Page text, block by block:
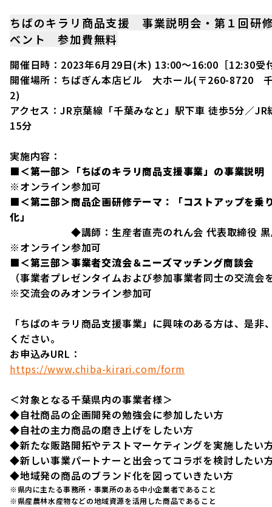
ちばのキラリ商品支援 事業説明会・第１回研
ベント 参加費無料
開催日時：2023年6月29日(木) 13:00～16:00［12:30受
開催場所：ちばぎん本店ビル 大ホール(〒260-8720
2)
アクセス：JR京葉線「千葉みなと」駅下車 徒歩5分／
15分
実施内容：
■＜第一部＞「ちばのキラリ商品支援事業」の事業説
※オンライン参加可
■＜第二部＞商品企画研修テーマ：「コストアップを乗
化」
◆講師：生産者直売のれん会 代表取締役 黒
※オンライン参加可
■＜第三部＞事業者交流会＆ニーズマッチング商談会
（事業者プレゼンタイムおよび参加事業者同士の交流会
※交流会のみオンライン参加可
「ちばのキラリ商品支援事業」に興味のある方は、是非
ください。
お申込みURL：
https://www.chiba-kirari.com/form
＜対象となる千葉県内の事業者様＞
◆自社商品の企画開発の勉強会に参加したい方
◆自社の主力商品の磨き上げをしたい方
◆新たな販路開拓やテストマーケティングを実施したい
◆新しい事業パートナーと出会ってコラボを検討したい
◆地域発の商品のブランド化を図っていきたい方
※県内に主たる事務所・事業所のある中小企業者であること
※県産農林水産物などの地域資源を活用した商品であること